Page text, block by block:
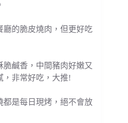
廳的脆皮燒肉，但更好吃
鹹香，中間豬肉好嫩又
，非常好吃，大推!
都是每日現烤，絕不會放